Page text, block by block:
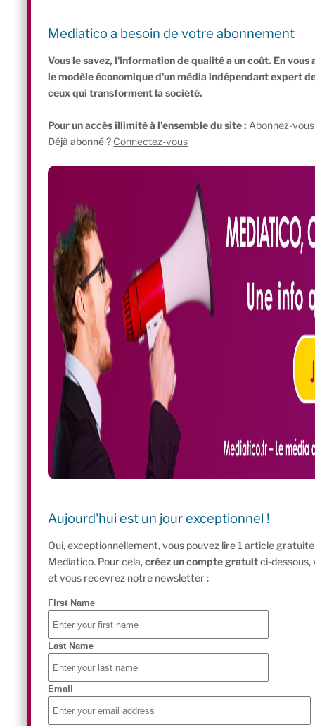
Mediatico a besoin de votre abonnement
Vous le savez, l'information de qualité a un coût. En
le modèle économique d'un média indépendant expert
ceux qui transforment la société.
Pour un accès illimité à l'ensemble du site : Abonnez-vous
Déjà abonné ? Connectez-vous
Aujourd'hui est un jour exceptionnel !
Oui, exceptionnellement, vous pouvez lire 1 article
Mediatico. Pour cela,créez un compte gratuitci-dessous,
et vous recevrez notre newsletter :
First Name
Last Name
Email